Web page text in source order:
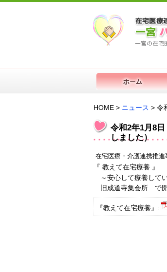
HOME > ニュース > 令
令和2年1月8
しました）
在宅医療・介護連携推進
『 教えて在宅療養 』
～安心して療養して
旧成道寺集会所 で開
『教えて在宅療養』: